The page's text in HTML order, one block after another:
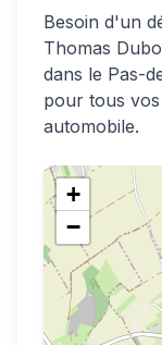
Besoin d'un
Thomas
dans le Pas-
pour tous
automobile.
+
−